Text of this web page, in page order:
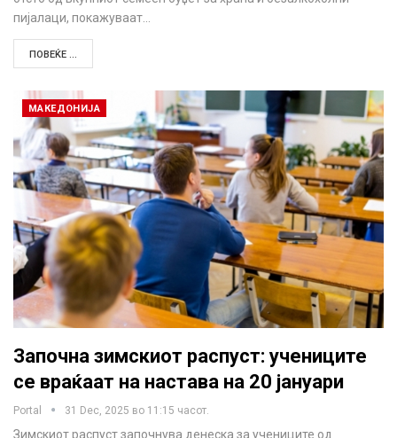
пијалаци, покажуваат…
ПОВЕЌЕ ...
МАКЕДОНИЈА
Започна зимскиот распуст: учениците
се враќаат на настава на 20 јануари
Portal 31 Dec, 2025 во 11:15 часот.
Зимскиот распуст започнува денеска за учениците од